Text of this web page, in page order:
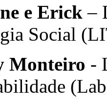
e Erick –
Social
Monteiro -